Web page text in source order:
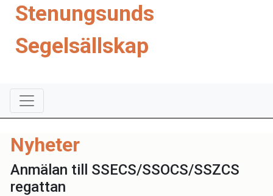
Stenungsunds
Segelsällskap
Nyheter
Anmälan till SSECS/SSOCS/SSZCS
regattan